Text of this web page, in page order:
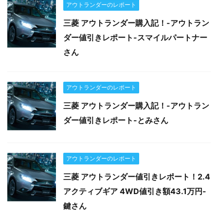
アウトランダーのレポート
三菱 アウトランダー購入記！-アウトラン
ダー値引きレポート-スマイルパートナー
さん
アウトランダーのレポート
三菱 アウトランダー購入記！-アウトラン
ダー値引きレポート-とみさん
アウトランダーのレポート
三菱 アウトランダー値引きレポート！2.4
アクティブギア 4WD値引き額43.1万円-
鍵さん